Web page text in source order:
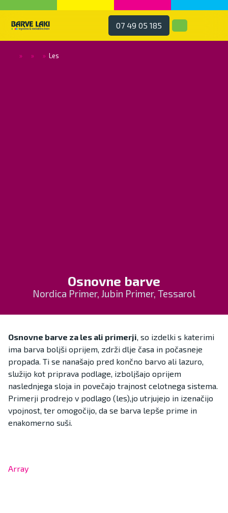
07 49 05 185
» » » Les
Osnovne barve
Nordica Primer, Jubin Primer, Tessarol
Osnovne barve za les ali primerji, so izdelki s katerimi
ima barva boljši oprijem, zdrži dlje časa in počasneje
propada. Ti se nanašajo pred končno barvo ali lazuro,
služijo kot priprava podlage, izboljšajo oprijem
naslednjega sloja in povečajo trajnost celotnega sistema.
Primerji prodrejo v podlago (les),jo utrjujejo in izenačijo
vpojnost, ter omogočijo, da se barva lepše prime in
enakomerno suši.
Array